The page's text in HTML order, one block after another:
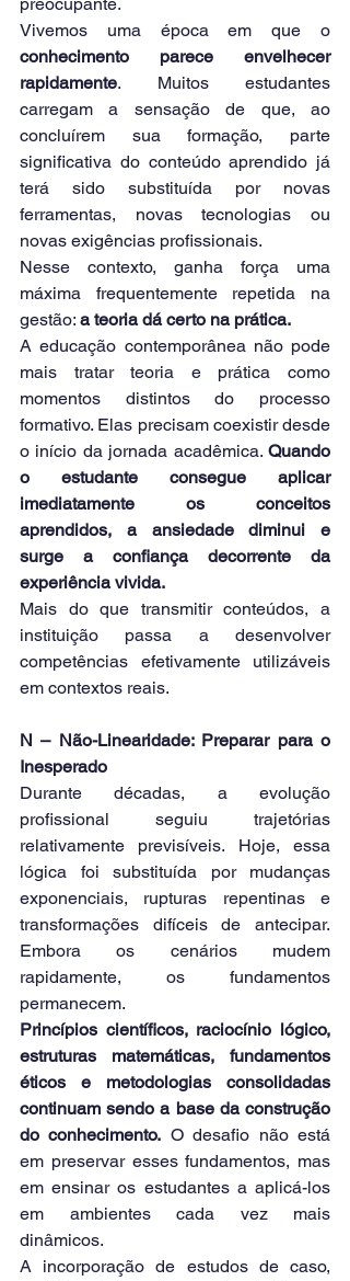
conhecimento parece envelhecer
rapidamente. Muitos estudantes
carregam a sensação de que, ao
concluírem sua formação, parte
significativa do conteúdo aprendido já
terá sido substituída por novas
ferramentas, novas tecnologias ou
novas exigências profissionais.
Nesse contexto, ganha força uma
máxima frequentemente repetida na
gestão: a teoria dá certo na prática.
A educação contemporânea não pode
mais tratar teoria e prática como
momentos distintos do processo
formativo. Elas precisam coexistir desde
o início da jornada acadêmica. Quando
o estudante consegue aplicar
imediatamente os conceitos
aprendidos, a ansiedade diminui e
surge a confiança decorrente da
experiência vivida.
Mais do que transmitir conteúdos, a
instituição passa a desenvolver
competências efetivamente utilizáveis
em contextos reais.
N – Não-Linearidade: Preparar para o
Inesperado
Durante décadas, a evolução
profissional seguiu trajetórias
relativamente previsíveis. Hoje, essa
lógica foi substituída por mudanças
exponenciais, rupturas repentinas e
transformações difíceis de antecipar.
Embora os cenários mudem
rapidamente, os fundamentos
permanecem.
Princípios científicos, raciocínio lógico,
estruturas matemáticas, fundamentos
éticos e metodologias consolidadas
continuam sendo a base da construção
do conhecimento. O desafio não está
em preservar esses fundamentos, mas
em ensinar os estudantes a aplicá-los
em ambientes cada vez mais
dinâmicos.
A incorporação de estudos de caso,